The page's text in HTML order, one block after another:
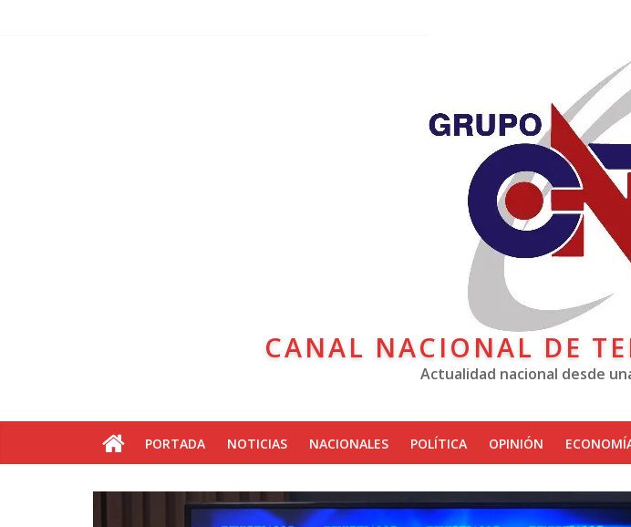
CANAL NACIONAL DE
Actualidad nacional desde
PORTADA NOTICIAS NACIONALES POLÍTICA OPINIÓN